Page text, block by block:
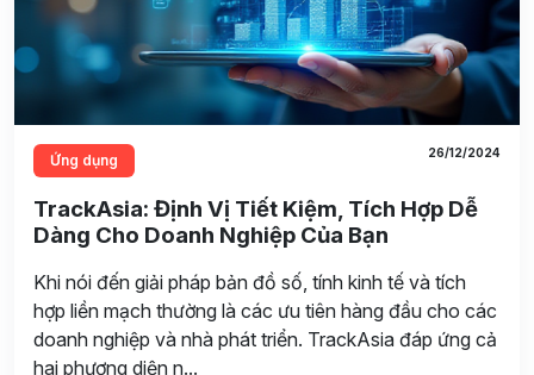
Ứng dụng 26/12/2024
TrackAsia: Định Vị Tiết Kiệm, Tích Hợp Dễ
Dàng Cho Doanh Nghiệp Của Bạn
Khi nói đến giải pháp bản đồ số, tính kinh tế và tích
hợp liền mạch thường là các ưu tiên hàng đầu cho các
doanh nghiệp và nhà phát triển. TrackAsia đáp ứng cả
hai phương diện n...